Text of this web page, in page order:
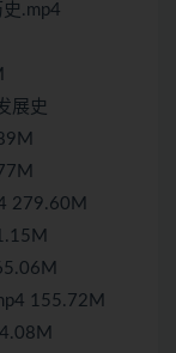
.mp4
展史
279.60M
155.72M